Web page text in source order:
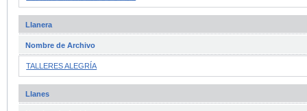
Llanera
Nombre de Archivo
TALLERES ALEGRÍA
Llanes